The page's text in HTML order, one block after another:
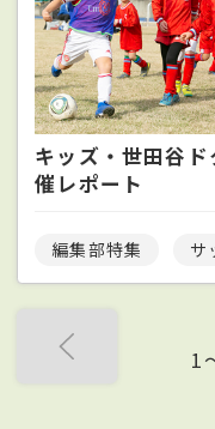
キッズ・世田谷
催レポート
編集部特集 サ
1